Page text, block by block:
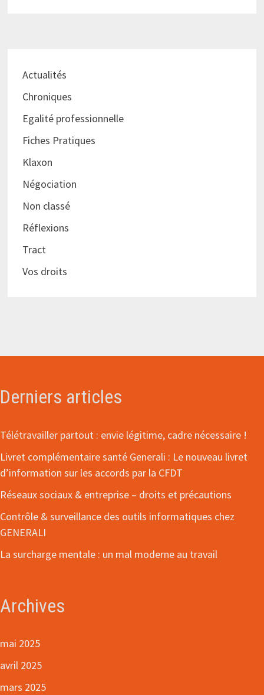
Actualités
Chroniques
Egalité professionnelle
Fiches Pratiques
Klaxon
Négociation
Non classé
Réflexions
Tract
Vos droits
Derniers articles
Télétravailler partout : envie légitime, cadre nécessaire !
Livret complémentaire santé Generali : Le nouveau livret
d’information sur les accords par la CFDT
Réseaux sociaux & entreprise – droits et précautions
Contrôle & surveillance des outils informatiques chez
GENERALI
La surcharge mentale : un mal moderne au travail
Archives
mai 2025
avril 2025
mars 2025